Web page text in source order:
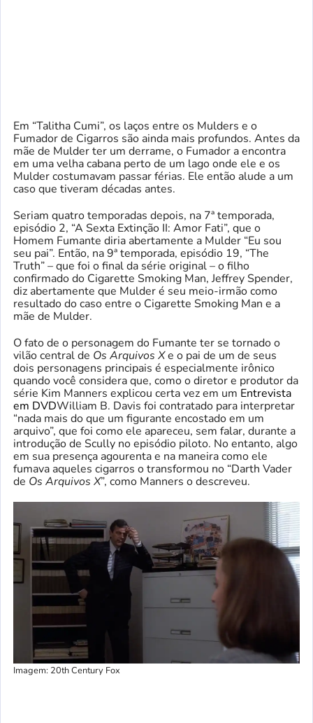
Em “Talitha Cumi”, os laços entre os Mulders e o
Fumador de Cigarros são ainda mais profundos. Antes da
mãe de Mulder ter um derrame, o Fumador a encontra
em uma velha cabana perto de um lago onde ele e os
Mulder costumavam passar férias. Ele então alude a um
caso que tiveram décadas antes.
Seriam quatro temporadas depois, na 7ª temporada,
episódio 2, “A Sexta Extinção II: Amor Fati”, que o
Homem Fumante diria abertamente a Mulder “Eu sou
seu pai”. Então, na 9ª temporada, episódio 19, “The
Truth” – que foi o final da série original – o filho
confirmado do Cigarette Smoking Man, Jeffrey Spender,
diz abertamente que Mulder é seu meio-irmão como
resultado do caso entre o Cigarette Smoking Man e a
mãe de Mulder.
O fato de o personagem do Fumante ter se tornado o
vilão central de Os Arquivos Xe o pai de um de seus
dois personagens principais é especialmente irônico
quando você considera que, como o diretor e produtor da
série Kim Manners explicou certa vez em um Entrevista
em DVDWilliam B. Davis foi contratado para interpretar
“nada mais do que um figurante encostado em um
arquivo”, que foi como ele apareceu, sem falar, durante a
introdução de Scully no episódio piloto. No entanto, algo
em sua presença agourenta e na maneira como ele
fumava aqueles cigarros o transformou no “Darth Vader
de Os Arquivos X”, como Manners o descreveu.
Imagem: 20th Century Fox